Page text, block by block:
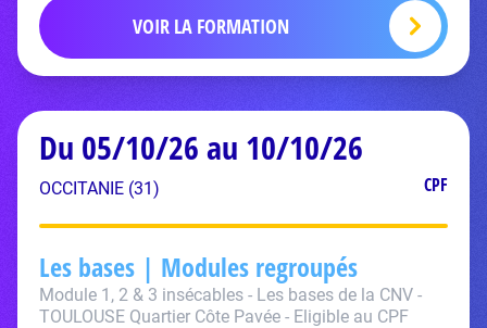
VOIR LA FORMATION
Du 05/10/26 au 10/10/26
OCCITANIE (31) CPF
Les bases | Modules regroupés
Module 1, 2 & 3 insécables - Les bases de la CNV -
TOULOUSE Quartier Côte Pavée - Eligible au CPF